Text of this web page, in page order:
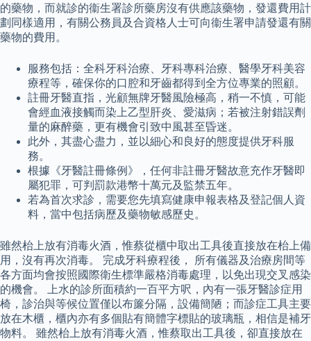
的藥物，而就診的衞生署診所藥房沒有供應該藥物，發還費用計
劃同樣適用，有關公務員及合資格人士可向衞生署申請發還有關
藥物的費用。
服務包括：全科牙科治療、牙科專科治療、醫學牙科美容
療程等，確保你的口腔和牙齒都得到全方位專業的照顧。
註冊牙醫直指，光顧無牌牙醫風險極高，稍一不慎，可能
會經血液接觸而染上乙型肝炎、愛滋病；若被注射錯誤劑
量的麻醉藥，更有機會引致中風甚至昏迷。
此外，其盡心盡力，並以細心和良好的態度提供牙科服
務。
根據《牙醫註冊條例》，任何非註冊牙醫故意充作牙醫即
屬犯罪，可判罰款港幣十萬元及監禁五年。
若為首次求診，需要您先填寫健康申報表格及登記個人資
料，當中包括病歷及藥物敏感歷史。
雖然枱上放有消毒火酒，惟蔡從櫃中取出工具後直接放在枱上備
用，沒有再次消毒。 完成牙科療程後， 所有儀器及治療房間等
各方面均會按照國際衛生標準嚴格消毒處理，以免出現交叉感染
的機會。 上水的診所面積約一百平方呎，內有一張牙醫診症用
椅，診治與等候位置僅以布簾分隔，設備簡陋；而診症工具主要
放在木櫃，櫃內亦有多個貼有簡體字標貼的玻璃瓶，相信是補牙
物料。 雖然枱上放有消毒火酒，惟蔡取出工具後，卻直接放在